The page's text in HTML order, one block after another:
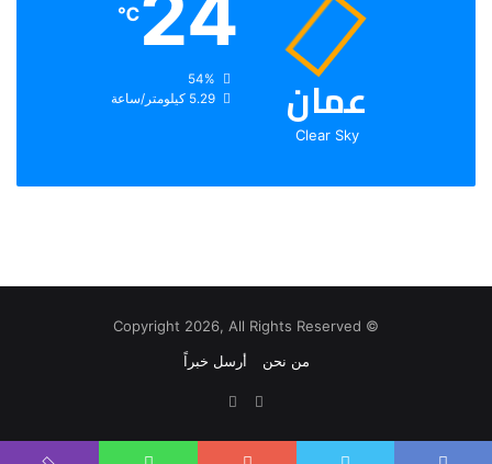
عمان
Clear Sky
℃
الرطوبة:
الرياح:5.29 كيلومتر/ساعة
© Copyright 2026, All Rights Reserved
من نحن
أرسل خبراً